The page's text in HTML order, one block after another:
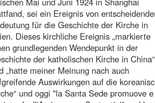
sei ein Ereignis von
für die Geschichte der Kirche in
Dieses kirchliche Ereignis „markierte
grundlegenden Wendepunkt in der
der katholischen Kirche in China“
„hatte meiner Meinung nach auch
Auswirkungen auf die
und oggi "la Santa Sede promuove e